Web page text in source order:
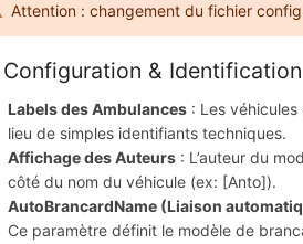
Attention : changement du fichier
&
Labels des Ambulances : Les
lieu de simples identifiants techniques.
Affichage des Auteurs : L’auteur du
côté du nom du véhicule (ex: [Anto]).
AutoBrancardName (Liaison
Ce paramètre définit le modèle de